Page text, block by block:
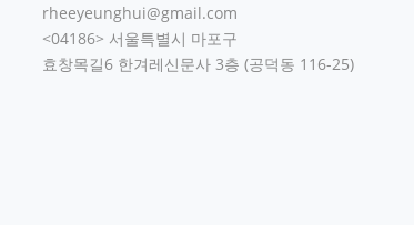
rheeyeunghui@gmail.com
<04186> 서울특별시 마포구
효창목길6 한겨레신문사 3층 (공덕동 116-25)